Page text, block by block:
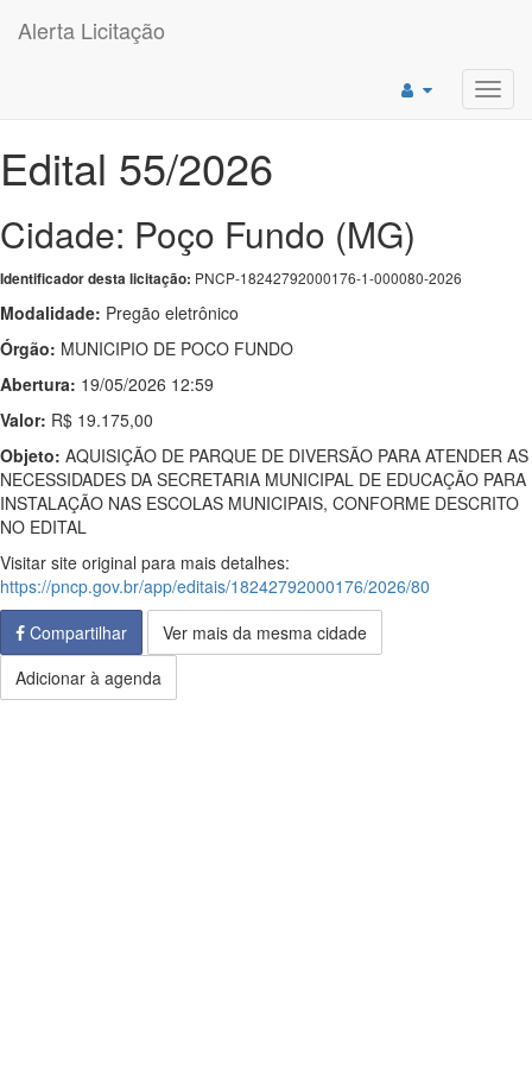
Alerta Licitação
Edital 55/2026
Cidade: Poço Fundo (MG)
Identificador desta licitação: PNCP-18242792000176-1-000080-2026
Modalidade: Pregão eletrônico
Órgão: MUNICIPIO DE POCO FUNDO
Abertura: 19/05/2026 12:59
Valor: R$ 19.175,00
Objeto: AQUISIÇÃO DE PARQUE DE DIVERSÃO PARA ATENDER AS
NECESSIDADES DA SECRETARIA MUNICIPAL DE EDUCAÇÃO PARA
INSTALAÇÃO NAS ESCOLAS MUNICIPAIS, CONFORME DESCRITO
NO EDITAL
Visitar site original para mais detalhes:
https://pncp.gov.br/app/editais/18242792000176/2026/80
Compartilhar
Ver mais da mesma cidade
Adicionar à agenda